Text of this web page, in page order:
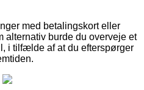
med betalingskort eller
alternativ burde du overveje et
i tilfælde af at du efterspørger